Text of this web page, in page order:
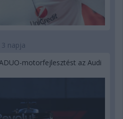
3 napja
motorfejlesztést az Audi